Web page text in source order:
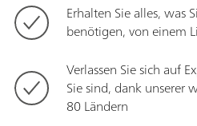
Erhalten Sie alles, was
benötigen, von einem
Verlassen Sie sich auf
Sie sind, dank unserer
80 Ländern